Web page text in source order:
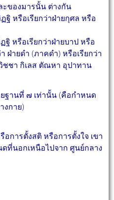
ของมารนั้น ต่างกัน
หรือเรียกว่าฝ่ายกุศล หรือ
หรือเรียกว่าฝ่ายบาป หรือ
ฝ่ายดำ (ภาคดำ) หรือเรียกว่า
ชชา กิเลส ตัณหา อุปาทาน
านที่ ๗ เท่านั้น (คือกำหนด
งกาย)
ารตั้งสติ หรือการตั้งใจ เขา
ดที่นอกเหนือไปจาก ศูนย์กลาง